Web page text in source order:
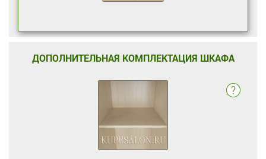
ДОПОЛНИТЕЛЬНАЯ КОМПЛЕКТАЦИЯ ШКАФА